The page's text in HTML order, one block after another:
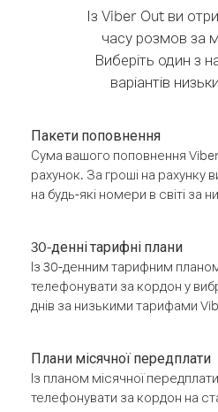
Із Viber Out ви
часу розмов за
Виберіть один з
варіантів
Пакети поповнення
Сума вашого поповнення
рахунок. За гроші на рахунку
на будь-які номери в світі за
30-денні тарифні плани
Із 30-денним тарифним
телефонувати за кордон у
днів за низькими тарифами
Плани місячної передплати
Із планом місячної
телефонувати за кордон на